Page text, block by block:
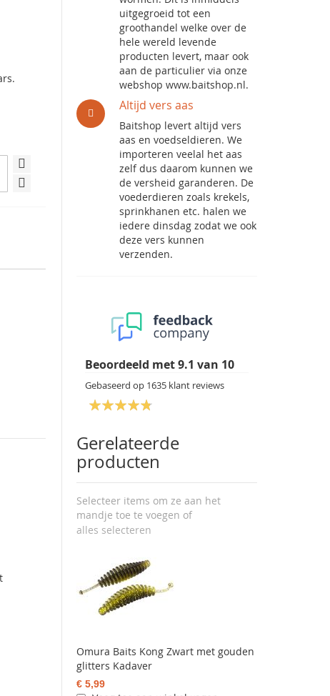
uitgegroeid tot een
groothandel welke over de
hele wereld levende
producten levert, maar ook
aan de particulier via onze
webshop www.baitshop.nl.
Altijd vers aas
Baitshop levert altijd vers
aas en voedseldieren. We
importeren veelal het aas
zelf dus daarom kunnen we
de versheid garanderen. De
voederdieren zoals krekels,
sprinkhanen etc. halen we
iedere dinsdag zodat we ook
deze vers kunnen
verzenden.
Beoordeeld met9.1 van 10
Gebaseerd op 1635 klant reviews
Gerelateerde
producten
Selecteer items om ze aan het
mandje toe te voegen of
alles selecteren
Omura Baits Kong Zwart met gouden
glitters Kadaver
€ 5,99